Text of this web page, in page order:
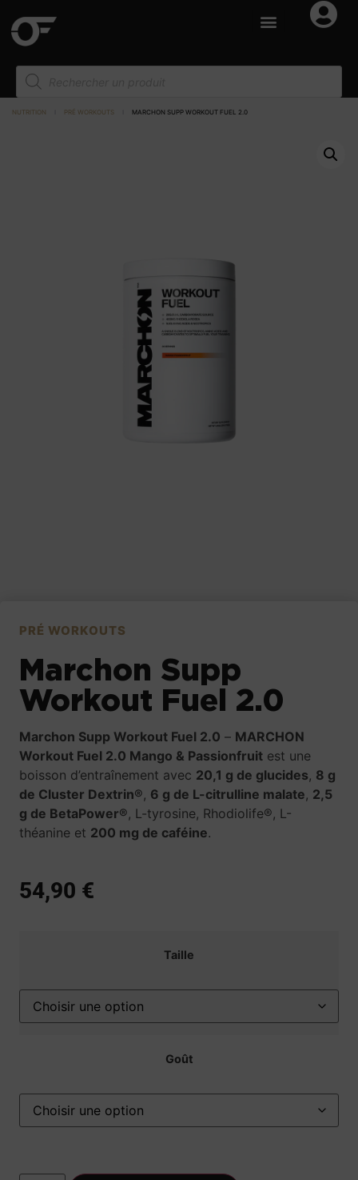
NUTRITION PRÉ WORKOUTS MARCHON SUPP WORKOUT FUEL 2.0
PRÉ WORKOUTS
Marchon Supp
Workout Fuel 2.0
Marchon Supp Workout Fuel 2.0 – MARCHON
Workout Fuel 2.0 Mango & Passionfruit est une
boisson d’entraînement avec 20,1 g de glucides, 8 g
de Cluster Dextrin®, 6 g de L-citrulline malate, 2,5
g de BetaPower®, L-tyrosine, Rhodiolife®, L-
théanine et 200 mg de caféine.
54,90 €
Taille
Goût